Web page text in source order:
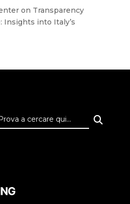
on Transparency
Insights into Italy’s